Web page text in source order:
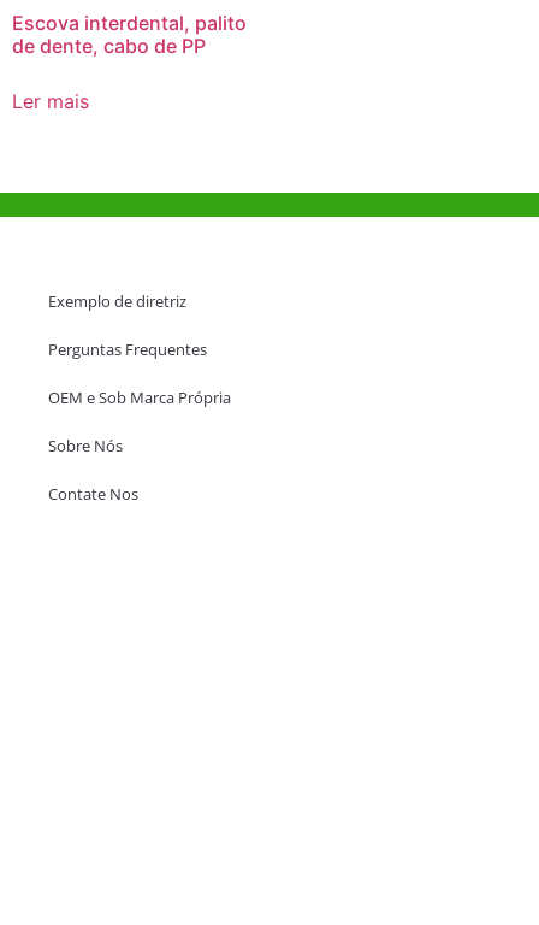
Escova interdental, palito
de dente, cabo de PP
Ler mais
Exemplo de diretriz
Perguntas Frequentes
OEM e Sob Marca Própria
Sobre Nós
Contate Nos